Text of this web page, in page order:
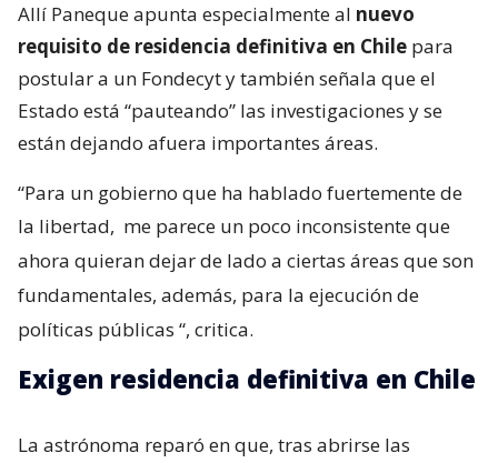
Allí Paneque apunta especialmente al nuevo
requisito de residencia definitiva en Chile para
postular a un Fondecyt y también señala que el
Estado está “pauteando” las investigaciones y se
están dejando afuera importantes áreas.
“Para un gobierno que ha hablado fuertemente de
la libertad, me parece un poco inconsistente que
ahora quieran dejar de lado a ciertas áreas que son
fundamentales, además, para la ejecución de
políticas públicas “, critica.
Exigen residencia definitiva en Chile
La astrónoma reparó en que, tras abrirse las